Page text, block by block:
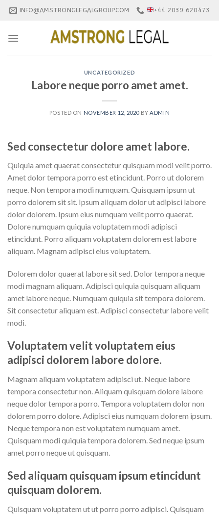
Skip
INFO@AMSTRONGLEGALGROUP.COM +44 2039 620473
UNCATEGORIZED
Labore neque porro amet amet.
POSTED ON NOVEMBER 12, 2020 BY ADMIN
Sed consectetur dolore amet labore.
Quiquia amet quaerat consectetur quisquam modi velit porro.
Amet dolor tempora porro est etincidunt. Porro ut dolorem
neque. Non tempora modi numquam. Quisquam ipsum ut
porro dolorem sit sit. Ipsum aliquam dolor ut adipisci labore
dolor dolorem. Ipsum eius numquam velit porro quaerat.
Dolore numquam quiquia voluptatem modi adipisci
etincidunt. Porro aliquam voluptatem dolorem est labore
aliquam. Magnam adipisci eius voluptatem.
Dolorem dolor quaerat labore sit sed. Dolor tempora neque
modi magnam aliquam. Adipisci quiquia quisquam aliquam
amet labore neque. Numquam quiquia sit tempora dolorem.
Sit consectetur aliquam est. Adipisci consectetur labore velit
modi.
Voluptatem velit voluptatem eius
adipisci dolorem labore dolore.
Magnam aliquam voluptatem adipisci ut. Neque labore
tempora consectetur non. Aliquam quisquam dolore labore
neque dolor tempora porro. Tempora voluptatem dolor non
dolorem porro dolore. Adipisci eius numquam dolorem ipsum.
Neque tempora non est voluptatem numquam amet.
Quisquam modi quiquia tempora dolorem. Sed neque ipsum
amet porro neque ut quisquam.
Sed aliquam quisquam ipsum etincidunt
quisquam dolorem.
Quisquam voluptatem ut ut porro porro adipisci. Quisquam